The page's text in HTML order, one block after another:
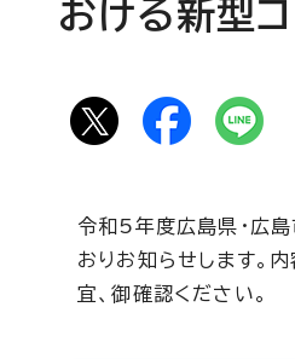
おける新型
令和5年度広島県・広
おりお知らせします。
宜、御確認ください。